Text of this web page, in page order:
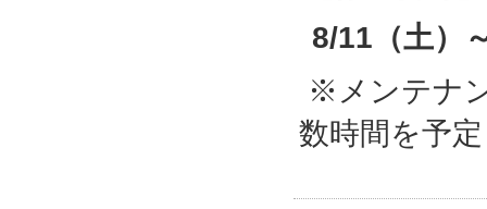
8/11（土）
※メンテナ
数時間を予